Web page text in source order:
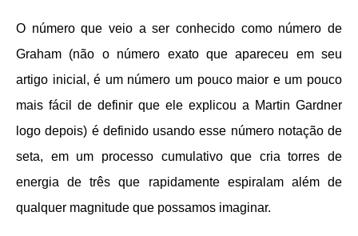
O número que veio a ser conhecido como número de
Graham (não o número exato que apareceu em seu
artigo inicial, é um número um pouco maior e um pouco
mais fácil de definir que ele explicou a Martin Gardner
logo depois) é definido usando esse número notação de
seta, em um processo cumulativo que cria torres de
energia de três que rapidamente espiralam além de
qualquer magnitude que possamos imaginar.